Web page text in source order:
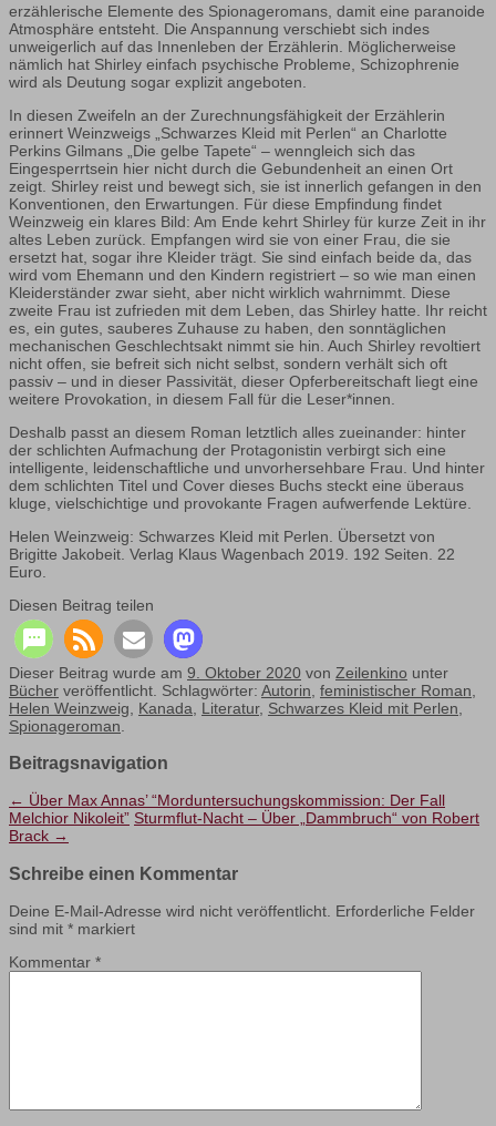
erzählerische Elemente des Spionageromans, damit eine paranoide
Atmosphäre entsteht. Die Anspannung verschiebt sich indes
unweigerlich auf das Innenleben der Erzählerin. Möglicherweise
nämlich hat Shirley einfach psychische Probleme, Schizophrenie
wird als Deutung sogar explizit angeboten.
In diesen Zweifeln an der Zurechnungsfähigkeit der Erzählerin
erinnert Weinzweigs „Schwarzes Kleid mit Perlen“ an Charlotte
Perkins Gilmans „Die gelbe Tapete“ – wenngleich sich das
Eingesperrtsein hier nicht durch die Gebundenheit an einen Ort
zeigt. Shirley reist und bewegt sich, sie ist innerlich gefangen in den
Konventionen, den Erwartungen. Für diese Empfindung findet
Weinzweig ein klares Bild: Am Ende kehrt Shirley für kurze Zeit in ihr
altes Leben zurück. Empfangen wird sie von einer Frau, die sie
ersetzt hat, sogar ihre Kleider trägt. Sie sind einfach beide da, das
wird vom Ehemann und den Kindern registriert – so wie man einen
Kleiderständer zwar sieht, aber nicht wirklich wahrnimmt. Diese
zweite Frau ist zufrieden mit dem Leben, das Shirley hatte. Ihr reicht
es, ein gutes, sauberes Zuhause zu haben, den sonntäglichen
mechanischen Geschlechtsakt nimmt sie hin. Auch Shirley revoltiert
nicht offen, sie befreit sich nicht selbst, sondern verhält sich oft
passiv – und in dieser Passivität, dieser Opferbereitschaft liegt eine
weitere Provokation, in diesem Fall für die Leser*innen.
Deshalb passt an diesem Roman letztlich alles zueinander: hinter
der schlichten Aufmachung der Protagonistin verbirgt sich eine
intelligente, leidenschaftliche und unvorhersehbare Frau. Und hinter
dem schlichten Titel und Cover dieses Buchs steckt eine überaus
kluge, vielschichtige und provokante Fragen aufwerfende Lektüre.
Helen Weinzweig: Schwarzes Kleid mit Perlen. Übersetzt von
Brigitte Jakobeit. Verlag Klaus Wagenbach 2019. 192 Seiten. 22
Euro.
Diesen Beitrag teilen
Dieser Beitrag wurde am 9. Oktober 2020 von Zeilenkino unter
Bücher veröffentlicht. Schlagwörter: Autorin feministischer Roman
Helen Weinzweig
Kanada Literatur, Schwarzes Kleid mit Perlen
Spionageroman
Beitragsnavigation
← Über Max Annas’ “Morduntersuchungskommission: Der Fall
Melchior Nikoleit” Sturmflut-Nacht – Über „Dammbruch“ von Robert
Brack →
Schreibe einen Kommentar
Deine E-Mail-Adresse wird nicht veröffentlicht. Erforderliche Felder
sind mit * markiert
Kommentar *